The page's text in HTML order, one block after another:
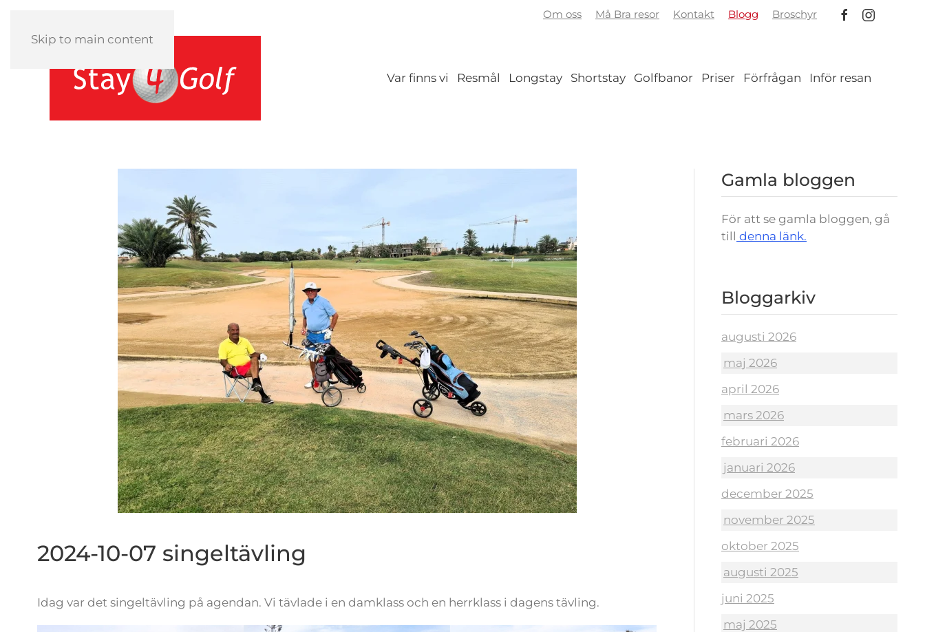
Skip to main content
Om oss Må Bra resor Kontakt Blogg Broschyr
Var finns vi Resmål Longstay Shortstay Golfbanor Priser Förfrågan Inför resan
2024-10-07 singeltävling
Idag var det singeltävling på agendan. Vi tävlade i en damklass och en herrklass i dagens tävling.
Gamla bloggen
För att se gamla bloggen, gå
till denna länk.
Bloggarkiv
augusti 2026
maj 2026
april 2026
mars 2026
februari 2026
januari 2026
december 2025
november 2025
oktober 2025
augusti 2025
juni 2025
maj 2025